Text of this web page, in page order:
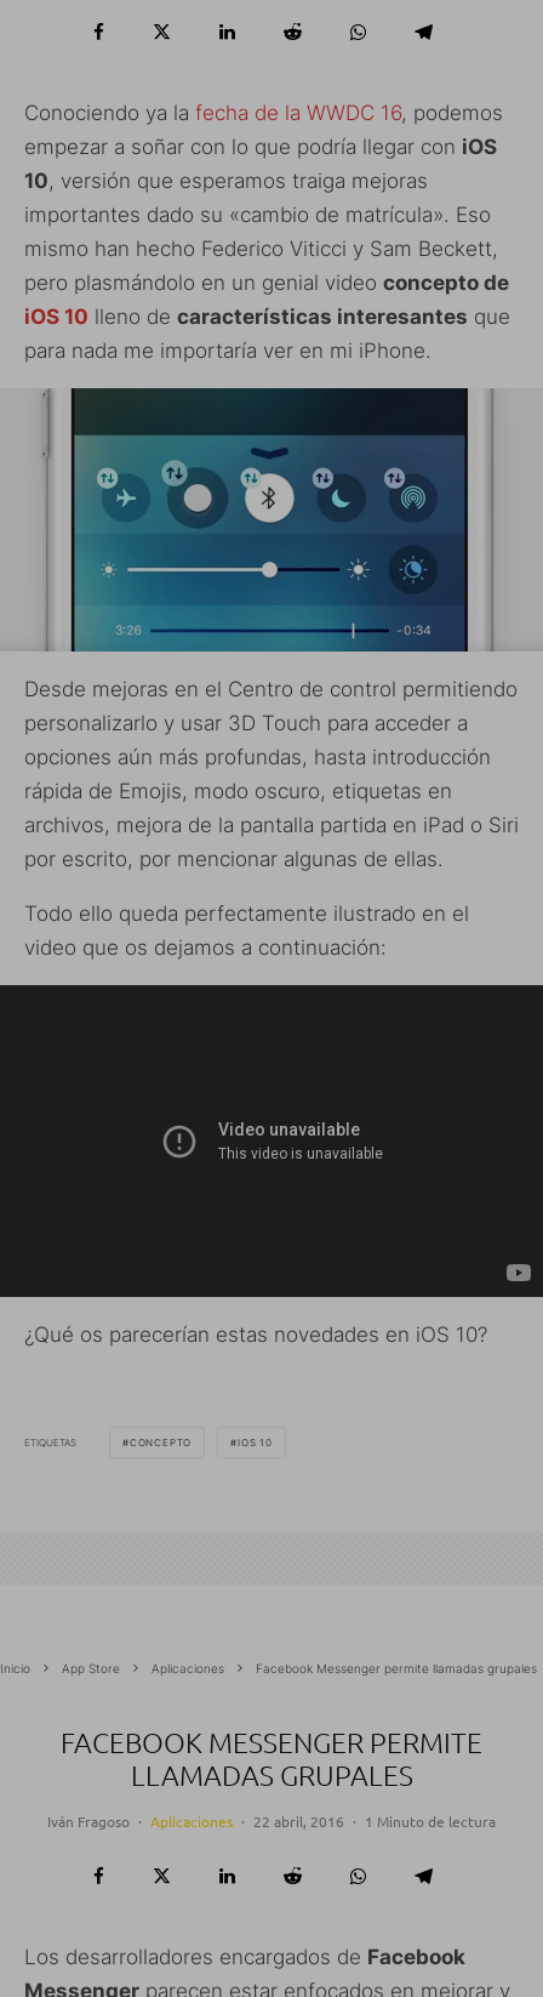
Conociendo ya la fecha de la WWDC 16, podemos
empezar a soñar con lo que podría llegar con iOS
10, versión que esperamos traiga mejoras
importantes dado su «cambio de matrícula». Eso
mismo han hecho Federico Viticci y Sam Beckett,
pero plasmándolo en un genial video concepto de
iOS 10 lleno de características interesantes que
para nada me importaría ver en mi iPhone.
Desde mejoras en el Centro de control permitiendo
personalizarlo y usar 3D Touch para acceder a
opciones aún más profundas, hasta introducción
rápida de Emojis, modo oscuro, etiquetas en
archivos, mejora de la pantalla partida en iPad o Siri
por escrito, por mencionar algunas de ellas.
Todo ello queda perfectamente ilustrado en el
video que os dejamos a continuación:
¿Qué os parecerían estas novedades en iOS 10?
ETIQUETAS CONCEPTO IOS 10
Inicio App Store Aplicaciones Facebook Messenger permite llamadas grupales
FACEBOOK MESSENGER PERMITE
LLAMADAS GRUPALES
Iván Fragoso · Aplicaciones · 22 abril, 2016 · 1 Minuto de lectura
Los desarrolladores encargados de Facebook
Messenger parecen estar enfocados en mejorar y